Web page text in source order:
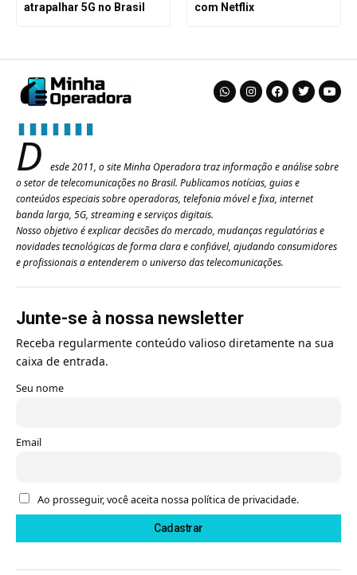
atrapalhar 5G no Brasil
com Netflix
D
esde 2011, o site Minha Operadora traz informação e análise sobre
o setor de telecomunicações no Brasil. Publicamos notícias, guias e
conteúdos especiais sobre operadoras, telefonia móvel e fixa, internet
banda larga, 5G, streaming e serviços digitais.
Nosso objetivo é explicar decisões do mercado, mudanças regulatórias e
novidades tecnológicas de forma clara e confiável, ajudando consumidores
e profissionais a entenderem o universo das telecomunicações.
Junte-se à nossa newsletter
Receba regularmente conteúdo valioso diretamente na sua
caixa de entrada.
Seu nome
Email
Ao prosseguir, você aceita nossa política de privacidade.